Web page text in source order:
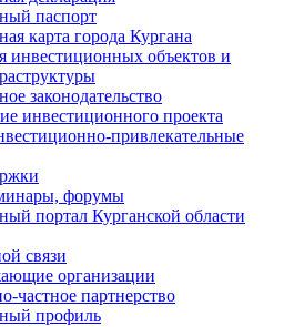
паспорт
карта города Кургана
инвестиционных объектов и
законодательство
инвестиционного проекта
привлекательные
форумы
портал Курганской области
связи
организации
частное партнерство
профиль